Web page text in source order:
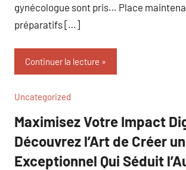
gynécologue sont pris… Place
préparatifs […]
Continuer la lecture
Uncategorized
Maximisez Votre Impact
Découvrez l’Art de Créer
Exceptionnel Qui Séduit